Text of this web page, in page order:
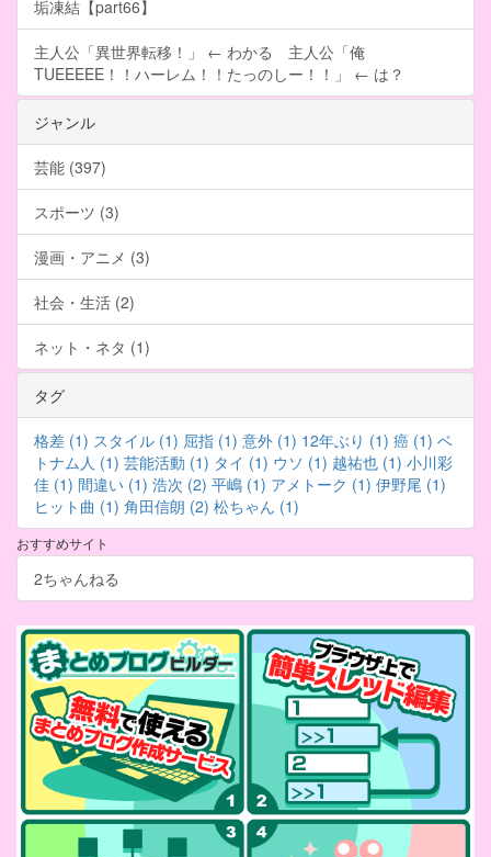
垢凍結【part66】
主人公「異世界転移！」 ← わかる 主人公「俺
TUEEEEE！！ハーレム！！たっのしー！！」 ← は？
ジャンル
芸能 (397)
スポーツ (3)
漫画・アニメ (3)
社会・生活 (2)
ネット・ネタ (1)
タグ
格差 (1) スタイル (1) 屈指 (1) 意外 (1) 12年ぶり (1) 癌 (1) ベ
トナム人 (1) 芸能活動 (1) タイ (1) ウソ (1) 越祐也 (1) 小川彩
佳 (1) 間違い (1) 浩次 (2) 平嶋 (1) アメトーク (1) 伊野尾 (1)
ヒット曲 (1) 角田信朗 (2) 松ちゃん (1)
おすすめサイト
2ちゃんねる